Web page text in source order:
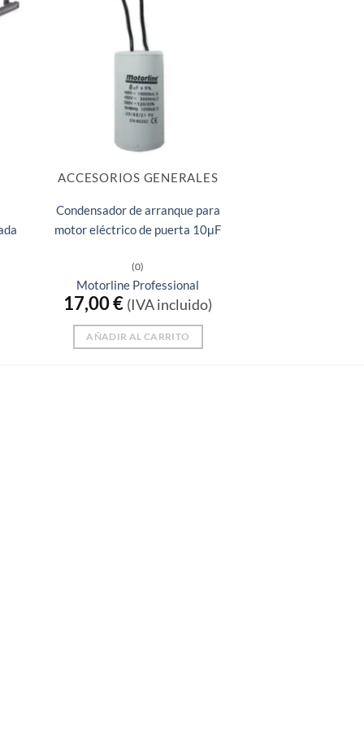
ACCESORIOS GENERALES
Condensador de arranque para
motor eléctrico de puerta 10μF
(0)
Motorline Professional
17,00€ (IVA incluido)
AÑADIR AL CARRITO